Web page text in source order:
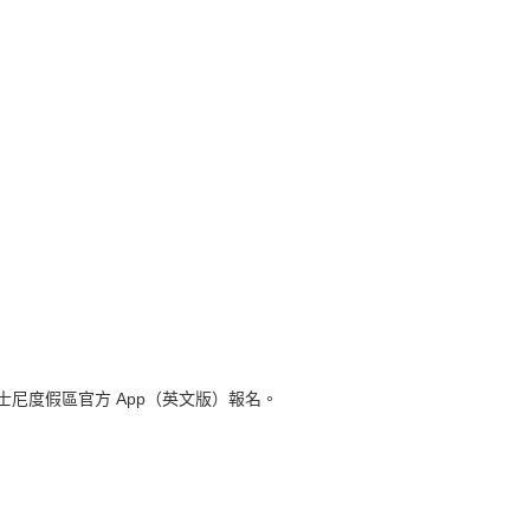
度假區官方 App（英文版）報名。